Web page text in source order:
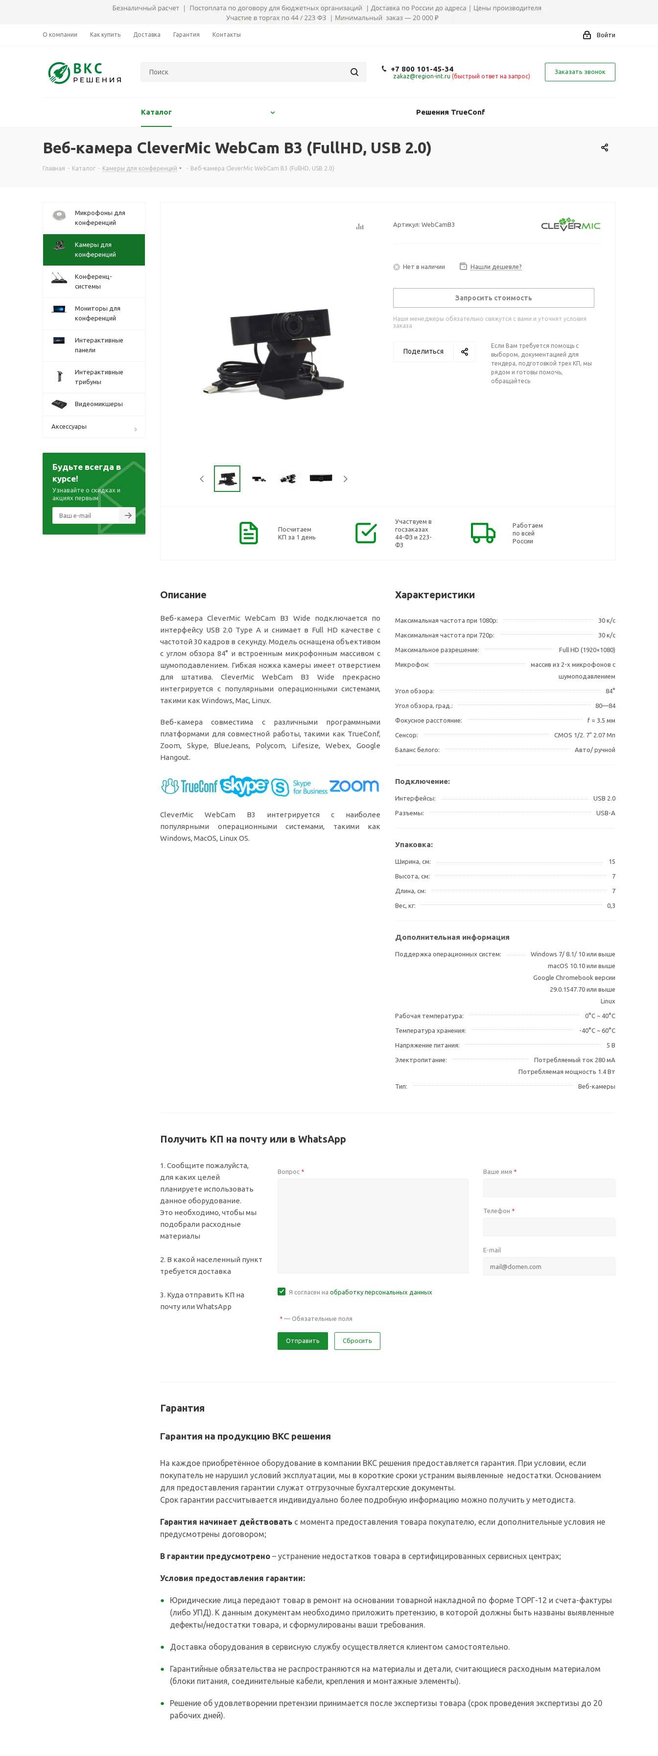
О компании Как купить Доставка Гарантия Контакты Войти
+7 800 101-45-34
zakaz@region-int.ru (быстрый ответ на запрос)
Заказать звонок
Каталог Решения TrueConf
Веб-камера CleverMic WebCam B3 (FullHD, USB 2.0)
Главная - Каталог - Камеры для конференций - Веб-камера CleverMic WebCam B3 (FullHD, USB 2.0)
Артикул: WebCamB3
Нет в наличии Нашли дешевле?
Запросить стоимость
Наши менеджеры обязательно свяжутся с вами и уточнят условия
заказа
Поделиться
Если Вам требуется помощь с
выбором, документацией для
тендера, подготовкой трех КП, мы
рядом и готовы помочь,
обращайтесь
Посчитаем
КП за 1 день
Участвуем в
госзаказах
44-ФЗ и 223-
ФЗ
Работаем
по всей
России
Описание
Веб-камера CleverMic WebCam B3 Wide подключается по
интерфейсу USB 2.0 Type A и снимает в Full HD качестве с
частотой 30 кадров в секунду. Модель оснащена объективом
с углом обзора 84° и встроенным микрофонным массивом с
шумоподавлением. Гибкая ножка камеры имеет отверстием
для штатива. CleverMic WebCam B3 Wide прекрасно
интегрируется с популярными операционными системами,
такими как Windows, Mac, Linux.
Веб-камера совместима с различными программными
платформами для совместной работы, такими как TrueConf,
Zoom, Skype, BlueJeans, Polycom, Lifesize, Webex, Google
Hangout.
CleverMic WebCam B3 интегрируется с наиболее
популярными операционными системами, такими как
Windows, MacOS, Linux OS.
Характеристики
Максимальная частота при 1080p 30 к/с
Максимальная частота при 720p 30 к/с
Максимальное разрешение Full HD (1920×1080)
Микрофон
массив из 2-х микрофонов с
шумоподавлением
Угол обзора 84°
Угол обзора, град. 80—84
Фокусное расстояние f = 3.5 мм
Сенсор CMOS 1/2. 7" 2.07 Мп
Баланс белого Авто/ ручной
Подключение:
Интерфейсы USB 2.0
Разъемы USB-A
Упаковка:
Ширина, см 15
Высота, см 7
Длина, см 7
Вес, кг 0,3
Дополнительная информация
Поддержка операционных систем
Windows 7/ 8.1/ 10 или выше
macOS 10.10 или выше
Google Chromebook версии
29.0.1547.70 или выше
Linux
Рабочая температура 0°C ~ 40°C
Температура хранения -40°C ~ 60°C
Напряжение питания 5 В
Электропитание
Потребляемый ток 280 мА
Потребляемая мощность 1.4 Вт
Тип Веб-камеры
Получить КП на почту или в WhatsApp
1. Сообщите пожалуйста,
для каких целей
планируете использовать
данное оборудование.
Это необходимо, чтобы мы
подобрали расходные
материалы
2. В какой населенный пункт
требуется доставка
3. Куда отправить КП на
почту или WhatsApp
Вопрос * Ваше имя *
Телефон *
E-mail
Я согласен на обработку персональных данных
* — Обязательные поля
Отправить Сбросить
Гарантия
Гарантия на продукцию ВКС решения
На каждое приобретённое оборудование в компании ВКС решения предоставляется гарантия. При условии, если
покупатель не нарушил условий эксплуатации, мы в короткие сроки устраним выявленные недостатки. Основанием
для предоставления гарантии служат отгрузочные бухгалтерские документы.
Срок гарантии рассчитывается индивидуально более подробную информацию можно получить у методиста.
Гарантия начинает действовать с момента предоставления товара покупателю, если дополнительные условия не
предусмотрены договором;
В гарантии предусмотрено – устранение недостатков товара в сертифицированных сервисных центрах;
Условия предоставления гарантии:
Юридические лица передают товар в ремонт на основании товарной накладной по форме ТОРГ-12 и счета-фактуры
(либо УПД). К данным документам необходимо приложить претензию, в которой должны быть названы выявленные
дефекты/недостатки товара, и сформулированы ваши требования.
Доставка оборудования в сервисную службу осуществляется клиентом самостоятельно.
Гарантийные обязательства не распространяются на материалы и детали, считающиеся расходным материалом
(блоки питания, соединительные кабели, крепления и монтажные элементы).
Решение об удовлетворении претензии принимается после экспертизы товара (срок проведения экспертизы до 20
рабочих дней).
Микрофоны для
конференций
Камеры для
конференций
Конференц-
системы
Мониторы для
конференций
Интерактивные
панели
Интерактивные
трибуны
Видеомикшеры
Аксессуары
Будьте всегда в
курсе!
Узнавайте о скидках и
акциях первым